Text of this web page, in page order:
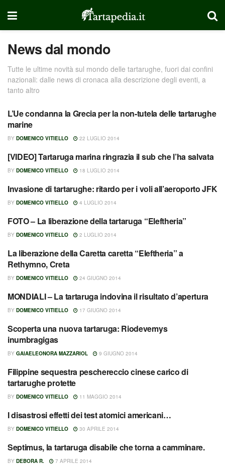
News dal mondo
Tutte le ultime novità sul mondo delle tartarughe, fuori dai confini
nazionali: dalle news di cronaca alla descrizione degli eventi, a
tanto altro
NEWS
L’Ue condanna la Grecia per la non-tutela delle tartarughe
marine
BY DOMENICO VITIELLO 22 LUGLIO 2014
NEWS
[VIDEO] Tartaruga marina ringrazia il sub che l’ha salvata
BY DOMENICO VITIELLO 18 LUGLIO 2014
NEWS
Invasione di tartarughe: ritardo per i voli all’aeroporto JFK
BY DOMENICO VITIELLO 4 LUGLIO 2014
NEWS
FOTO – La liberazione della tartaruga “Eleftheria”
BY DOMENICO VITIELLO 2 LUGLIO 2014
NEWS
La liberazione della Caretta caretta “Eleftheria” a
Rethymno, Creta
BY DOMENICO VITIELLO 24 GIUGNO 2014
NEWS
MONDIALI – La tartaruga indovina il risultato d’apertura
BY DOMENICO VITIELLO 17 GIUGNO 2014
NEWS
Scoperta una nuova tartaruga: Riodevemys
inumbragigas
BY GAIAELEONORA MAZZARIOL 9 GIUGNO 2014
NEWS
Filippine sequestra peschereccio cinese carico di
tartarughe protette
BY DOMENICO VITIELLO 11 MAGGIO 2014
NEWS
I disastrosi effetti dei test atomici americani…
BY DOMENICO VITIELLO 30 APRILE 2014
NEWS
Septimus, la tartaruga disabile che torna a camminare.
BY DEBORA R. 7 APRILE 2014